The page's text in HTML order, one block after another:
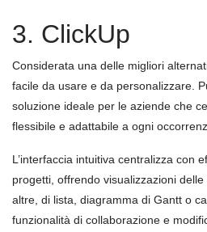
3. ClickUp
Considerata una delle migliori
facile da usare e da personalizzare.
soluzione ideale per le aziende che
flessibile e adattabile a ogni
L’interfaccia intuitiva centralizza con
progetti, offrendo visualizzazioni
altre, di lista, diagramma di Gantt o
funzionalità di collaborazione e